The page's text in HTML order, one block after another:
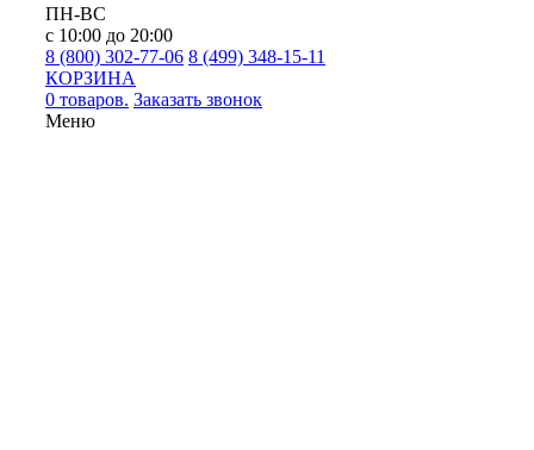
ПН-ВС
с 10:00 до 20:00
8 (800) 302-77-06 8 (499) 348-15-11
КОРЗИНА
0 товаров. Заказать звонок
Меню